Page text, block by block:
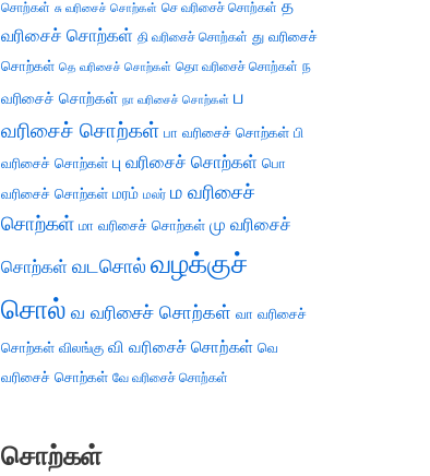
சொற்கள் சு வரிசைச் சொற்கள் செ வரிசைச் சொற்கள் த
வரிசைச் சொற்கள் தி வரிசைச் சொற்கள் து வரிசைச்
சொற்கள் தெ வரிசைச் சொற்கள் தொ வரிசைச் சொற்கள் ந
வரிசைச் சொற்கள் நா வரிசைச் சொற்கள் ப
வரிசைச் சொற்கள் பா வரிசைச் சொற்கள் பி
வரிசைச் சொற்கள் பு வரிசைச் சொற்கள் பொ
வரிசைச் சொற்கள் மரம் மலர் ம வரிசைச்
சொற்கள் மா வரிசைச் சொற்கள் மு வரிசைச்
சொற்கள் வடசொல் வழக்குச்
சொல் வ வரிசைச் சொற்கள் வா வரிசைச்
சொற்கள் விலங்கு வி வரிசைச் சொற்கள் வெ
வரிசைச் சொற்கள் வே வரிசைச் சொற்கள்
சொற்கள்